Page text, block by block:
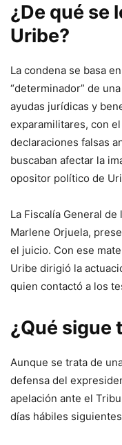
¿De qué se
Uribe?
La condena se basa
“determinador” de
ayudas jurídicas y
exparamilitares, con
declaraciones falsas
buscaban afectar la
opositor político de
La Fiscalía General
Marlene Orjuela,
el juicio. Con ese
Uribe dirigió la
quien contactó a los
¿Qué sigue
Aunque se trata de
defensa del
apelación ante el
días hábiles